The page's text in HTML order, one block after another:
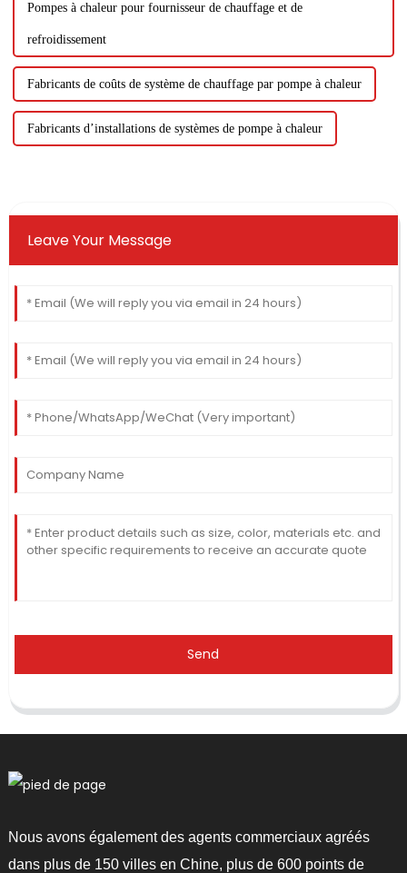
Pompes à chaleur pour fournisseur de chauffage et de
refroidissement
Fabricants de coûts de système de chauffage par pompe à chaleur
Fabricants d’installations de systèmes de pompe à chaleur
Leave Your Message
Send
Nous avons également des agents commerciaux agréés
dans plus de 150 villes en Chine, plus de 600 points de